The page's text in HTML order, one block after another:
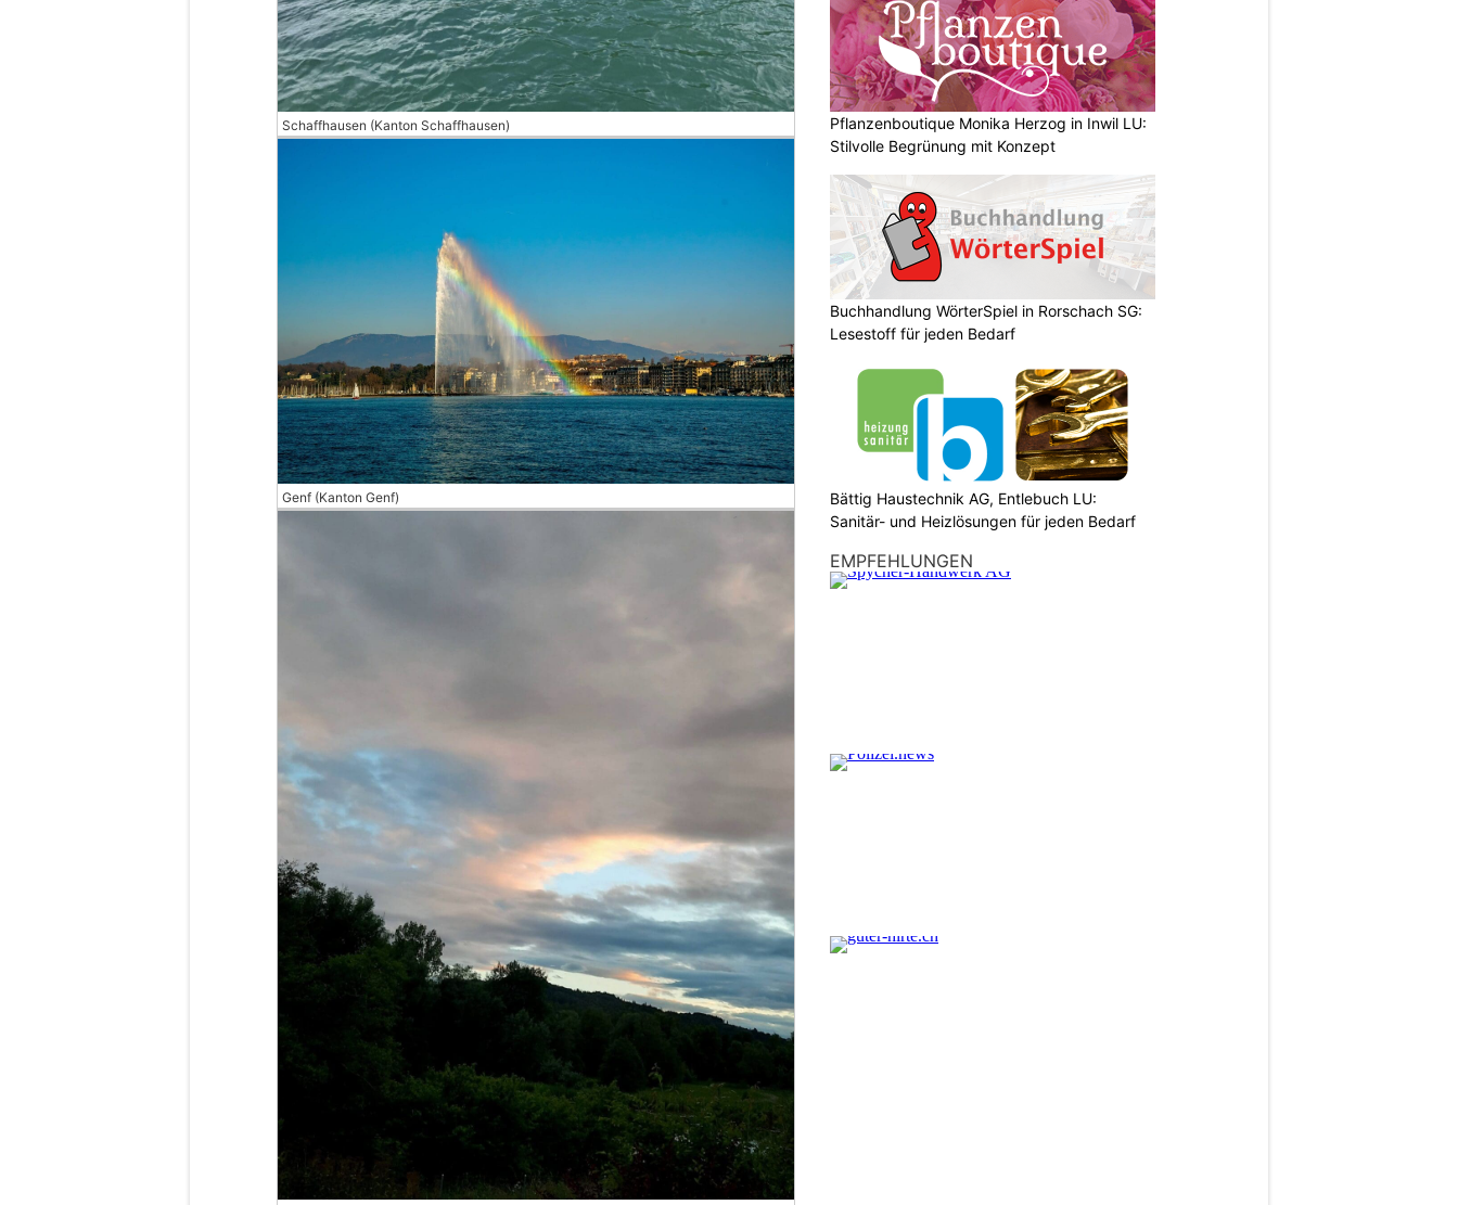
Schaffhausen (Kanton Schaffhausen)
Genf (Kanton Genf)
Pflanzenboutique Monika Herzog in Inwil LU:
Stilvolle Begrünung mit Konzept
Buchhandlung WörterSpiel in Rorschach SG:
Lesestoff für jeden Bedarf
Bättig Haustechnik AG, Entlebuch LU:
Sanitär- und Heizlösungen für jeden Bedarf
EMPFEHLUNGEN